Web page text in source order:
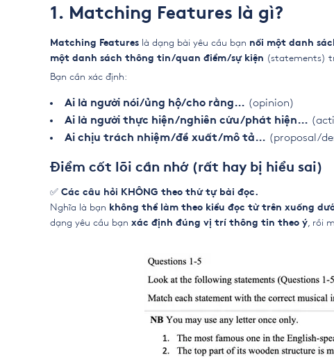
1. Matching Features là gì?
Matching Features là dạng bài yêu cầu bạn nối một danh
một danh sách thông tin/quan điểm/sự kiện (statements)
Bạn cần xác định:
Ai là người nói/ủng hộ/cho rằng… (opinion)
Ai là người thực hiện/nghiên cứu/phát hiện…
Ai chịu trách nhiệm/đề xuất/mô tả… (proposal/
Điểm cốt lõi cần nhớ (rất hay bị hiểu sai)
✅ Các câu hỏi KHÔNG theo thứ tự bài đọc.
Nghĩa là bạn không thể làm theo kiểu đọc từ trên xuống
dạng yêu cầu bạn xác định đúng vị trí thông tin theo ý , rồi